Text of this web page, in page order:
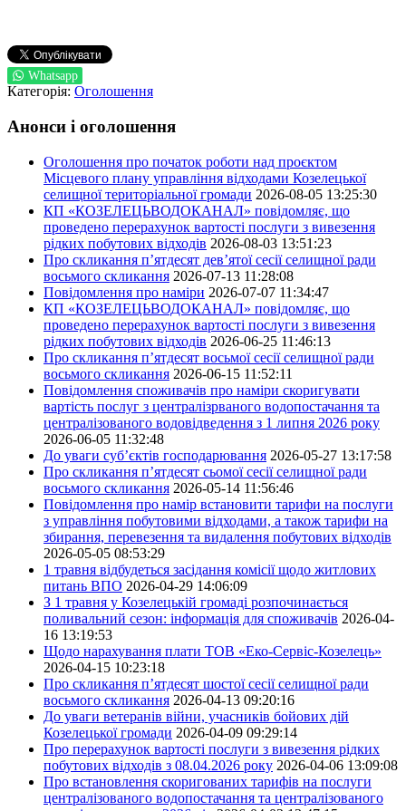
Whatsapp
Категорія: Оголошення
Анонси і оголошення
Оголошення про початок роботи над проєктом
Місцевого плану управління відходами Козелецької
селищної територіальної громади 2026-08-05 13:25:30
КП «КОЗЕЛЕЦЬВОДОКАНАЛ» повідомляє, що
проведено перерахунок вартості послуги з вивезення
рідких побутових відходів 2026-08-03 13:51:23
Про скликання п’ятдесят дев’ятої сесії селищної ради
восьмого скликання 2026-07-13 11:28:08
Повідомлення про наміри 2026-07-07 11:34:47
КП «КОЗЕЛЕЦЬВОДОКАНАЛ» повідомляє, що
проведено перерахунок вартості послуги з вивезення
рідких побутових відходів 2026-06-25 11:46:13
Про скликання п’ятдесят восьмої сесії селищної ради
восьмого скликання 2026-06-15 11:52:11
Повідомлення споживачів про наміри скоригувати
вартість послуг з централізрваного водопостачання та
централізованого водовідведення з 1 липня 2026 року
2026-06-05 11:32:48
До уваги суб’єктів господарювання 2026-05-27 13:17:58
Про скликання п’ятдесят сьомої сесії селищної ради
восьмого скликання 2026-05-14 11:56:46
Повідомлення про намір встановити тарифи на послуги
з управління побутовими відходами, а також тарифи на
збирання, перевезення та видалення побутових відходів
2026-05-05 08:53:29
1 травня відбудеться засідання комісії щодо житлових
питань ВПО 2026-04-29 14:06:09
З 1 травня у Козелецькій громаді розпочинається
поливальний сезон: інформація для споживачів 2026-04-
16 13:19:53
Щодо нарахування плати ТОВ «Еко-Сервіс-Козелець»
2026-04-15 10:23:18
Про скликання п’ятдесят шостої сесії селищної ради
восьмого скликання 2026-04-13 09:20:16
До уваги ветеранів війни, учасників бойових дій
Козелецької громади 2026-04-09 09:29:14
Про перерахунок вартості послуги з вивезення рідких
побутових відходів з 08.04.2026 року 2026-04-06 13:09:08
Про встановлення скоригованих тарифів на послуги
централізованого водопостачання та централізованого